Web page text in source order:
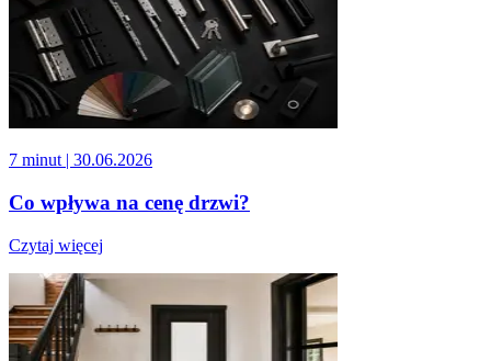
7 minut | 30.06.2026
Co wpływa na cenę drzwi?
Czytaj więcej